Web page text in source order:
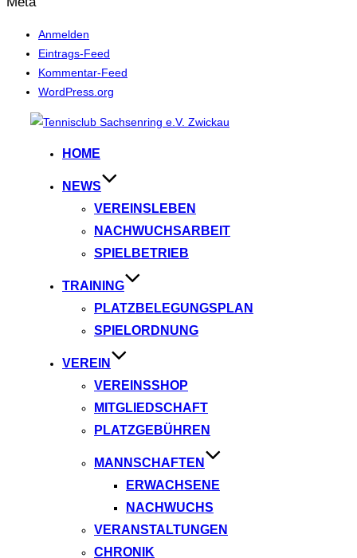
Anmelden
Eintrags-Feed
Kommentar-Feed
WordPress.org
HOME
NEWS
VEREINSLEBEN
NACHWUCHSARBEIT
SPIELBETRIEB
TRAINING
PLATZBELEGUNGSPLAN
SPIELORDNUNG
VEREIN
VEREINSSHOP
MITGLIEDSCHAFT
PLATZGEBÜHREN
MANNSCHAFTEN
ERWACHSENE
NACHWUCHS
VERANSTALTUNGEN
CHRONIK